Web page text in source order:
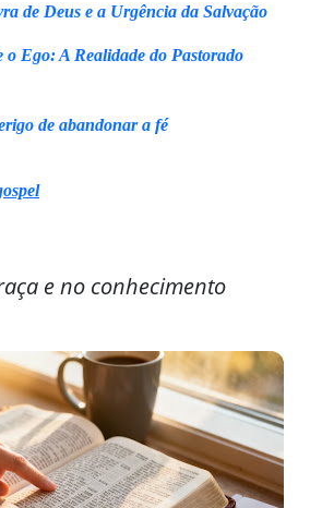
de Deus e a Urgência da Salvação
o Ego: A Realidade do Pastorado
de abandonar a fé
e no conhecimento